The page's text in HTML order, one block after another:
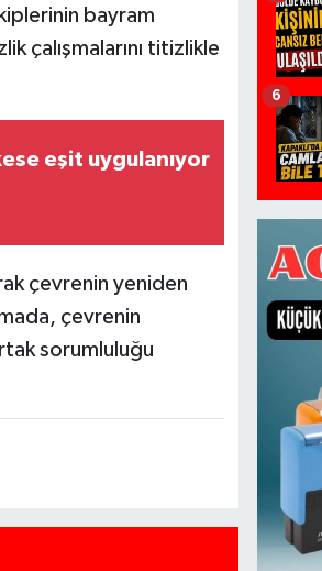
bayram
çalışmalarını titizlikle
eşit uygulanıyor
çevrenin yeniden
çevrenin
sorumluluğu
6